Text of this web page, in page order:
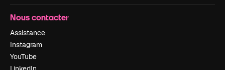
Nous contacter
Assistance
Instagram
YouTube